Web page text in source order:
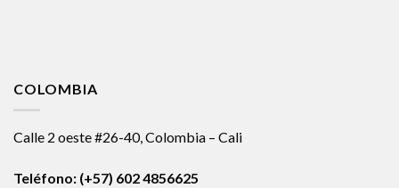
COLOMBIA
Calle 2 oeste #26-40, Colombia – Cali
Teléfono: (+57) 602 4856625